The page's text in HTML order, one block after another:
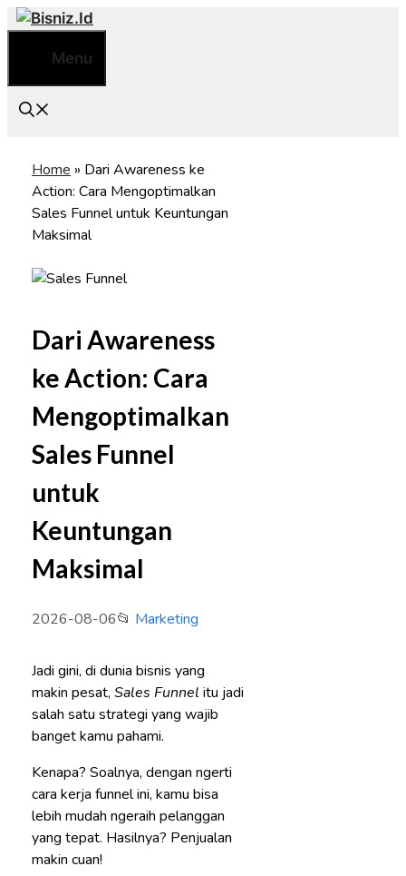
Skip
contentMenu
Home » Dari Awareness ke
Action: Cara Mengoptimalkan
Sales Funnel untuk Keuntungan
Maksimal
Dari Awareness
ke Action: Cara
Mengoptimalkan
Sales Funnel
untuk
Keuntungan
Maksimal
2026-08-06📂 Marketing
Jadi gini, di dunia bisnis yang
makin pesat, Sales Funnel itu jadi
salah satu strategi yang wajib
banget kamu pahami.
Kenapa? Soalnya, dengan ngerti
cara kerja funnel ini, kamu bisa
lebih mudah ngeraih pelanggan
yang tepat. Hasilnya? Penjualan
makin cuan!